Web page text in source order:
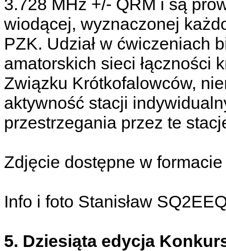
3.728 MHz +/- QRM i są
wiodącej, wyznaczonej
PZK. Udział w ćwiczeniach
amatorskich sieci łączności
Związku Krótkofalowców,
aktywność stacji
przestrzegania przez te
Zdjęcie dostępne w
Info i foto Stanisław
5. Dziesiąta edycja